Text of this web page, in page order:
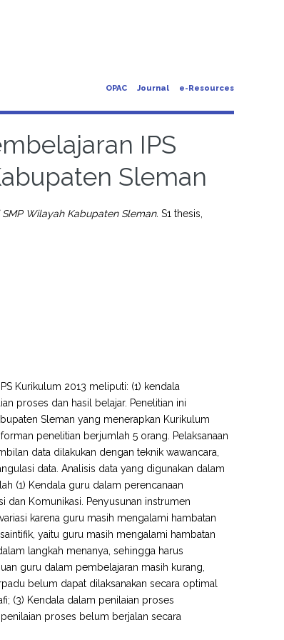
OPAC Journal e-Resources
IPS
Sleman
Wilayah Kabupaten Sleman. S1 thesis,
Kurikulum 2013 meliputi: (1) kendala
proses dan hasil belajar. Penelitian ini
Sleman yang menerapkan Kurikulum
penelitian berjumlah 5 orang. Pelaksanaan
data dilakukan dengan teknik wawancara,
data. Analisis data yang digunakan dalam
(1) Kendala guru dalam perencanaan
dan Komunikasi. Penyusunan instrumen
karena guru masih mengalami hambatan
yaitu guru masih mengalami hambatan
langkah menanya, sehingga harus
guru dalam pembelajaran masih kurang,
belum dapat dilaksanakan secara optimal
(3) Kendala dalam penilaian proses
proses belum berjalan secara